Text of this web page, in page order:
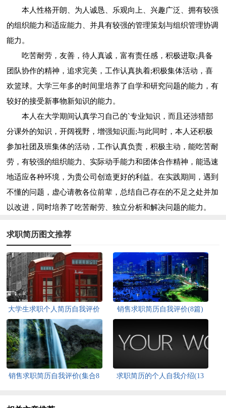
本人性格开朗、为人诚恳、乐观向上、兴趣广泛、拥有较强
的组织能力和适应能力、并具有较强的管理策划与组织管理协调
能力。
吃苦耐劳，友善，待人真诚，富有责任感，积极进取;具备
团队协作的精神，追求完美，工作认真执着;积极集体活动，喜
欢篮球。大学三年多的时间里培养了自学和研究问题的能力，有
较好的接受新事物新知识的能力。
本人在大学期间认真学习自己的`专业知识，而且还涉猎部
分课外的知识，开阔视野，增强知识面;与此同时，本人还积极
参加社团及班集体的活动，工作认真负责，积极主动，能吃苦耐
劳，有较强的组织能力、实际动手能力和团体合作精神，能迅速
地适应各种环境，为贵公司创造更好的利益。在实践期间，遇到
不懂的问题，虚心请教各位前辈，总结自己存在的不足之处并加
以改进，同时培养了吃苦耐劳、独立分析和解决问题的能力。
求职简历图文推荐
大学生求职个人简历自我评价 销售求职简历自我评价(8篇)
销售求职简历自我评价(集合8
求职简历的个人自我介绍(13